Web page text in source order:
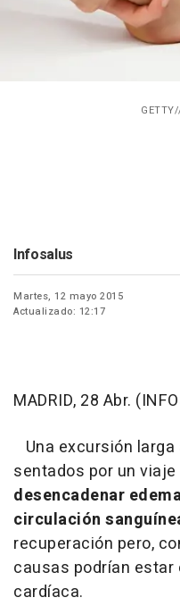
Infosalus
Martes, 12 mayo 2015
Actualizado: 12:17
MADRID, 28 Abr.
Una excursión
sentados por un viaje
desencadenar
circulación
recuperación pero,
causas podrían
cardíaca.